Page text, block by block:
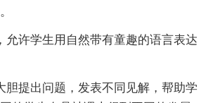
允许学生用自然带有童趣的语言表达
胆提出问题，发表不同见解，帮助学